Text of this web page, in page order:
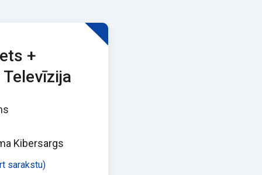
+
Kibersargs
sarakstu)